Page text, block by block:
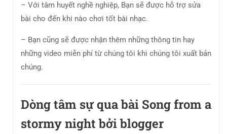
– Với tâm huyết nghề nghiệp, Bạn sẽ được hỗ trợ sửa
bài cho đến khi nào chơi tốt bài nhạc.
– Bạn cũng sẽ được nhận thêm những thông tin hay
những video miễn phí từ chúng tôi khi chúng tôi xuất bản
chúng.
Dòng tâm sự qua bài Song from a
stormy night bởi blogger